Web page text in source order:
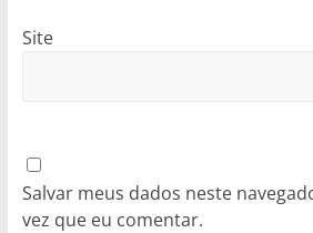
Site
Salvar meus dados neste
vez que eu comentar.